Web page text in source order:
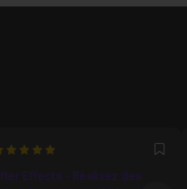
Effects - Réalisez des